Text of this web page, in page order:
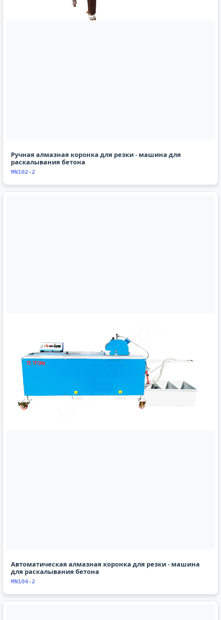
Ручная алмазная коронка для резки - машина для
раскалывания бетона
MN102-2
Автоматическая алмазная коронка для резки - машина
для раскалывания бетона
MN104-2